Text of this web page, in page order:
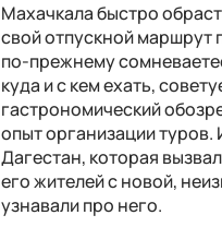
Махачкала быстро
свой отпускной маршрут
по-прежнему
куда и с кем ехать,
гастрономический
опыт организации туров.
Дагестан, которая
его жителей с новой,
узнавали про него.